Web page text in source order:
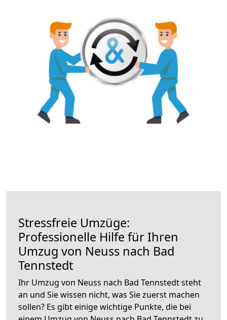
Stressfreie Umzüge:
Professionelle Hilfe für Ihren
Umzug von Neuss nach Bad
Tennstedt
Ihr Umzug von Neuss nach Bad Tennstedt steht
an und Sie wissen nicht, was Sie zuerst machen
sollen? Es gibt einige wichtige Punkte, die bei